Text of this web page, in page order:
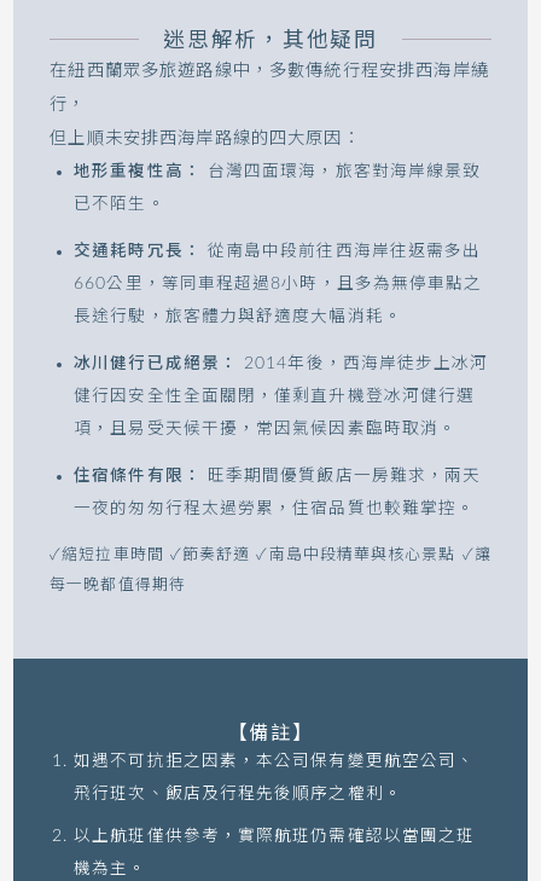
迷思解析，其他疑問
在紐西蘭眾多旅遊路線中，多數傳統行程安排西海岸繞
行，
但上順未安排西海岸路線的四大原因：
地形重複性高：
台灣四面環海，旅客對海岸線景致
已不陌生。
交通耗時冗長：
從南島中段前往西海岸往返需多出
660公里，等同車程超過8小時，且多為無停車點之
長途行駛，旅客體力與舒適度大幅消耗。
冰川健行已成絕景：
2014年後，西海岸徒步上冰河
健行因安全性全面關閉，僅剩直升機登冰河健行選
項，且易受天候干擾，常因氣候因素臨時取消。
住宿條件有限：
旺季期間優質飯店一房難求，兩天
一夜的匆匆行程太過勞累，住宿品質也較難掌控。
✓縮短拉車時間 ✓節奏舒適 ✓南島中段精華與核心景點 ✓讓
每一晚都值得期待
【備註】
如遇不可抗拒之因素，本公司保有變更航空公司、
飛行班次、飯店及行程先後順序之權利。
以上航班僅供參考，實際航班仍需確認以當團之班
機為主。